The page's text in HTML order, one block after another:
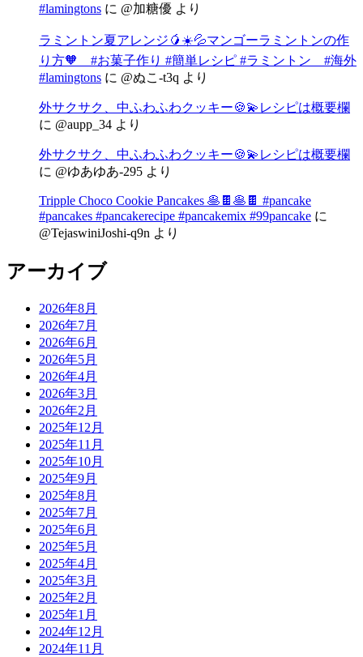
#lamingtons に @加糖優 より
ラミントン夏アレンジ🥭☀️💦マンゴーラミントンの作
り方🧡 #お菓子作り #簡単レシピ #ラミントン #海外
#lamingtons に @ぬこ-t3q より
外サクサク、中ふわふわクッキー🍪💫レシピは概要欄
に @aupp_34 より
外サクサク、中ふわふわクッキー🍪💫レシピは概要欄
に @ゆあゆあ-295 より
Tripple Choco Cookie Pancakes 🥞🍫🥞🍫 #pancake
#pancakes #pancakerecipe #pancakemix #99pancake に
@TejaswiniJoshi-q9n より
アーカイブ
2026年8月
2026年7月
2026年6月
2026年5月
2026年4月
2026年3月
2026年2月
2025年12月
2025年11月
2025年10月
2025年9月
2025年8月
2025年7月
2025年6月
2025年5月
2025年4月
2025年3月
2025年2月
2025年1月
2024年12月
2024年11月